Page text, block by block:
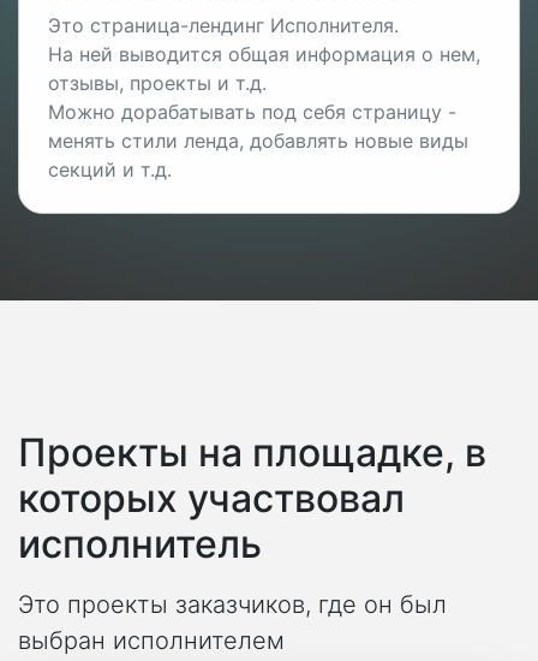
Это страница-лендинг Исполнителя.
На ней выводится общая информация о нем,
отзывы, проекты и т.д.
Можно дорабатывать под себя страницу -
менять стили ленда, добавлять новые виды
секций и т.д.
Проекты на площадке, в
которых участвовал
исполнитель
Это проекты заказчиков, где он был
выбран исполнителем